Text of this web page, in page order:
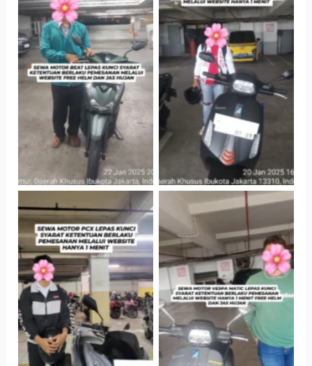
Cityplaza
Jatinegara Gedung
Parkir P6A
Cityplaza
Jatinegara Gedung
Parkir P6A
Hotel Kartika
Chandra, Jakarta
Selatan
Cityplaza
Jatinegara Gedung
Parkir P6A